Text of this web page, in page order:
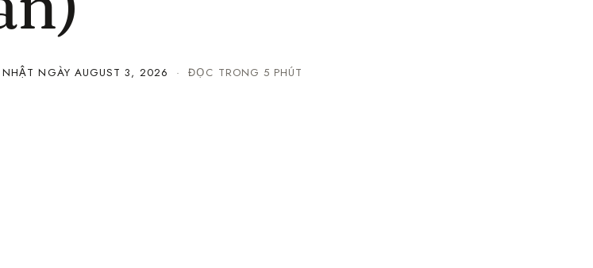
NHẬT NGÀY AUGUST 3, 2026 · ĐỌC TRONG 5 PHÚT